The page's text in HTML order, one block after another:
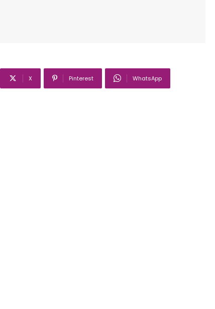
X Pinterest WhatsApp